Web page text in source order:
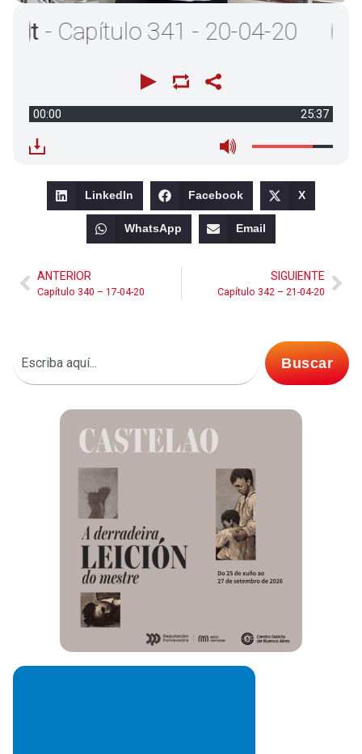
Capítulo 341 - 20-04-20
00:00 25:37
LinkedIn Facebook X
WhatsApp Email
ANTERIOR
Capítulo 340 – 17-04-20
SIGUIENTE
Capítulo 342 – 21-04-20
Buscar